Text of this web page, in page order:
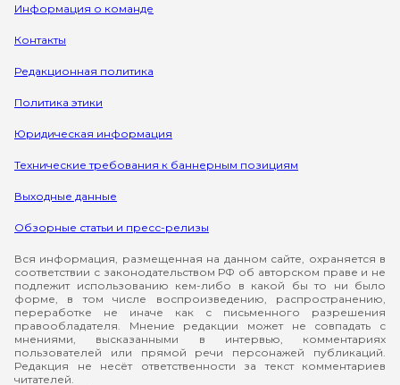
Информация о команде
Контакты
Редакционная политика
Политика этики
Юридическая информация
Технические требования к баннерным позициям
Выходные данные
Обзорные статьи и пресс-релизы
Вся информация, размещенная на данном сайте, охраняется в
соответствии с законодательством РФ об авторском праве и не
подлежит использованию кем-либо в какой бы то ни было
форме, в том числе воспроизведению, распространению,
переработке не иначе как с письменного разрешения
правообладателя. Мнение редакции может не совпадать с
мнениями, высказанными в интервью, комментариях
пользователей или прямой речи персонажей публикаций.
Редакция не несёт ответственности за текст комментариев
читателей.